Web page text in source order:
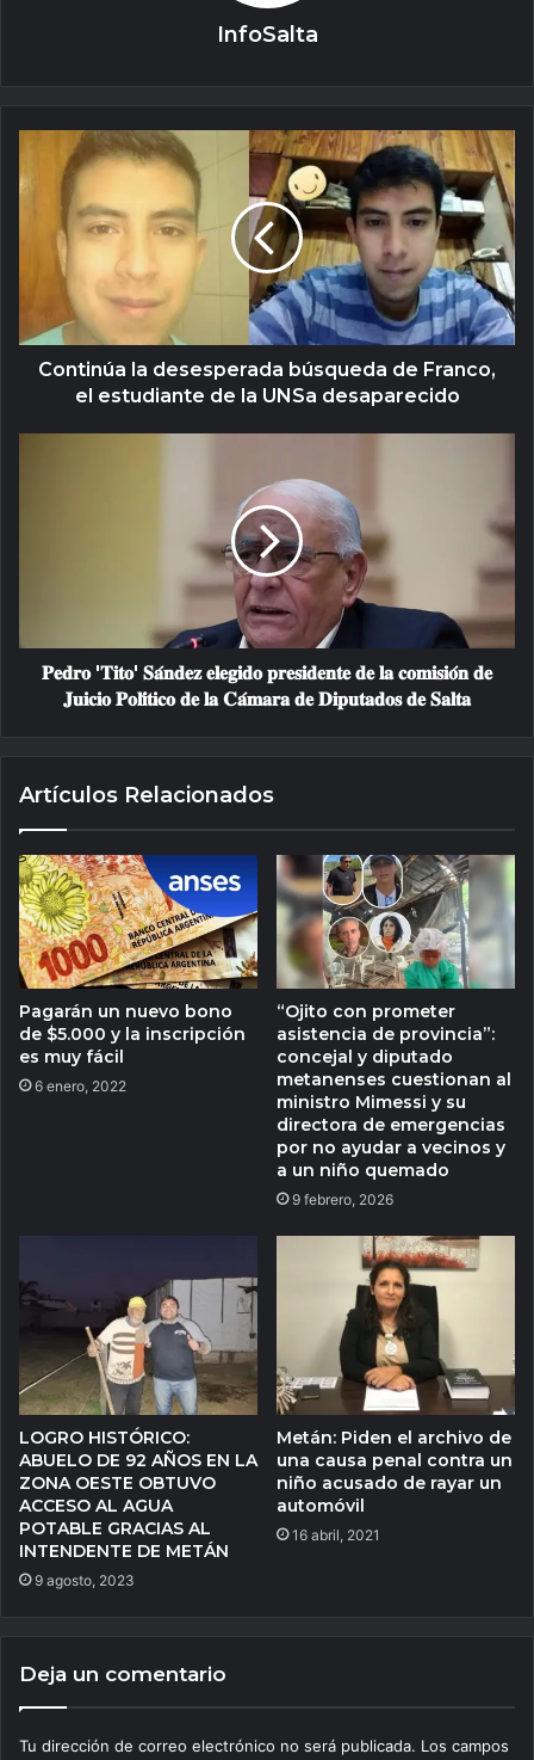
InfoSalta
Continúa la desesperada búsqueda de Franco,
el estudiante de la UNSa desaparecido
𝐏𝐞𝐝𝐫𝐨 '𝐓𝐢𝐭𝐨' 𝐒𝐚́𝐧𝐝𝐞𝐳 𝐞𝐥𝐞𝐠𝐢𝐝𝐨 𝐩𝐫𝐞𝐬𝐢𝐝𝐞𝐧𝐭𝐞 𝐝𝐞 𝐥𝐚 𝐜𝐨𝐦𝐢𝐬𝐢𝐨́𝐧 𝐝𝐞
𝐉𝐮𝐢𝐜𝐢𝐨 𝐏𝐨𝐥𝐢́𝐭𝐢𝐜𝐨 𝐝𝐞 𝐥𝐚 𝐂𝐚́𝐦𝐚𝐫𝐚 𝐝𝐞 𝐃𝐢𝐩𝐮𝐭𝐚𝐝𝐨𝐬 𝐝𝐞 𝐒𝐚𝐥𝐭𝐚
Artículos Relacionados
Pagarán un nuevo bono
de $5.000 y la inscripción
es muy fácil
6 enero, 2022
“Ojito con prometer
asistencia de provincia”:
concejal y diputado
metanenses cuestionan al
ministro Mimessi y su
directora de emergencias
por no ayudar a vecinos y
a un niño quemado
9 febrero, 2026
LOGRO HISTÓRICO:
ABUELO DE 92 AÑOS EN LA
ZONA OESTE OBTUVO
ACCESO AL AGUA
POTABLE GRACIAS AL
INTENDENTE DE METÁN
9 agosto, 2023
Metán: Piden el archivo de
una causa penal contra un
niño acusado de rayar un
automóvil
16 abril, 2021
Deja un comentario
Tu dirección de correo electrónico no será publicada. Los campos